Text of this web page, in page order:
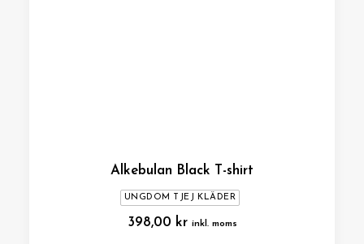
Alkebulan Black T-shirt
UNGDOM TJEJ KLÄDER
398,00 kr inkl. moms